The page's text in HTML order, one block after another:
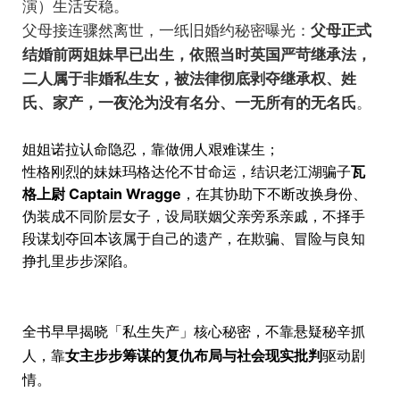
演）生活安稳。
父母接连骤然离世，一纸旧婚约秘密曝光： 父母正式
结婚前两姐妹早已出生，依照当时英国严苛继承法，
二人属于非婚私生女，被法律彻底剥夺继承权、姓
氏、家产，一夜沦为没有名分、一无所有的无名氏。
姐姐诺拉认命隐忍，靠做佣人艰难谋生；
性格刚烈的妹妹玛格达伦不甘命运，结识老江湖骗子瓦
格上尉 Captain Wragge ，在其协助下不断改换身份、
伪装成不同阶层女子，设局联姻父亲旁系亲戚，不择手
段谋划夺回本该属于自己的遗产，在欺骗、冒险与良知
挣扎里步步深陷。
全书早早揭晓「私生失产」核心秘密，不靠悬疑秘辛抓
人，靠女主步步筹谋的复仇布局与社会现实批判驱动剧
情。